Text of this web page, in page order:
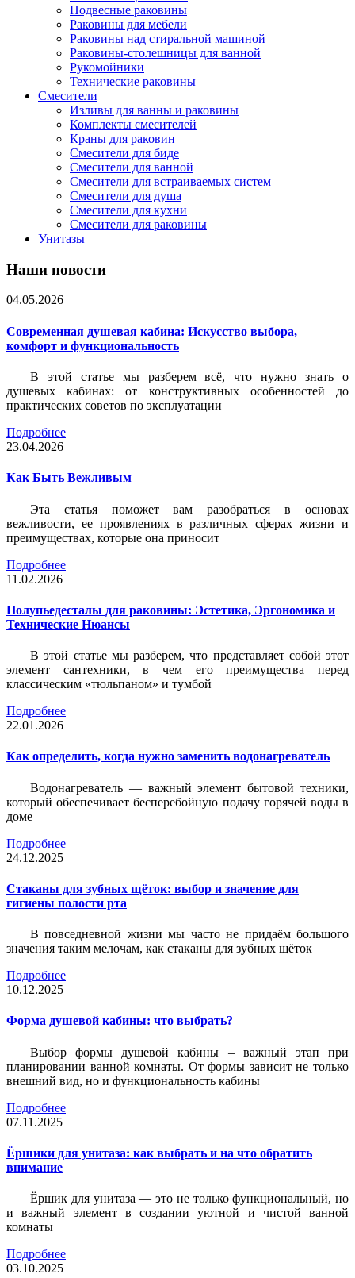
Подвесные раковины
Раковины для мебели
Раковины над стиральной машиной
Раковины-столешницы для ванной
Рукомойники
Технические раковины
Смесители
Изливы для ванны и раковины
Комплекты смесителей
Краны для раковин
Смесители для биде
Смесители для ванной
Смесители для встраиваемых систем
Смесители для душа
Смесители для кухни
Смесители для раковины
Унитазы
Наши новости
04.05.2026
Современная душевая кабина: Искусство выбора,
комфорт и функциональность
В этой статье мы разберем всё, что нужно знать о
душевых кабинах: от конструктивных особенностей до
практических советов по эксплуатации
Подробнее
23.04.2026
Как Быть Вежливым
Эта статья поможет вам разобраться в основах
вежливости, ее проявлениях в различных сферах жизни и
преимуществах, которые она приносит
Подробнее
11.02.2026
Полупьедесталы для раковины: Эстетика, Эргономика и
Технические Нюансы
В этой статье мы разберем, что представляет собой этот
элемент сантехники, в чем его преимущества перед
классическим «тюльпаном» и тумбой
Подробнее
22.01.2026
Как определить, когда нужно заменить водонагреватель
Водонагреватель — важный элемент бытовой техники,
который обеспечивает бесперебойную подачу горячей воды в
доме
Подробнее
24.12.2025
Стаканы для зубных щёток: выбор и значение для
гигиены полости рта
В повседневной жизни мы часто не придаём большого
значения таким мелочам, как стаканы для зубных щёток
Подробнее
10.12.2025
Форма душевой кабины: что выбрать?
Выбор формы душевой кабины – важный этап при
планировании ванной комнаты. От формы зависит не только
внешний вид, но и функциональность кабины
Подробнее
07.11.2025
Ёршики для унитаза: как выбрать и на что обратить
внимание
Ёршик для унитаза — это не только функциональный, но
и важный элемент в создании уютной и чистой ванной
комнаты
Подробнее
03.10.2025